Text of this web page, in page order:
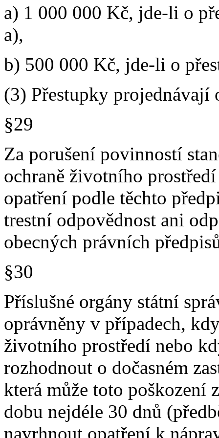
a) 1 000 000 Kč, jde-li o
a),
b) 500 000 Kč, jde-li o
(3) Přestupky
§29
Za porušení povinností
ochraně životního
opatření podle těchto
trestní odpovědnost ani
obecných právních
§30
Příslušné orgány státní
oprávněny v případech,
životního prostředí nebo
rozhodnout o dočasném
která může toto poškození
dobu nejdéle 30 dnů
navrhnout opatření k